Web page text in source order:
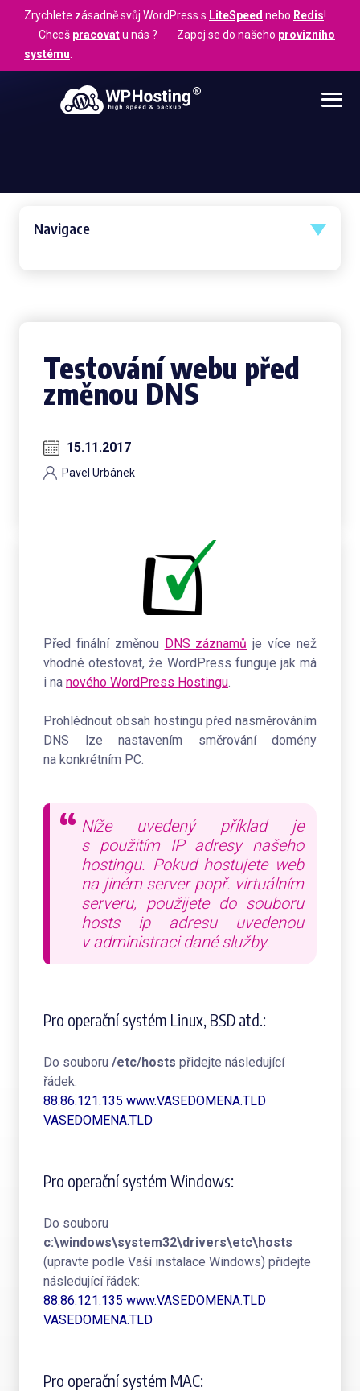
Zrychlete zásadně svůj WordPress s LiteSpeed nebo Redis!
Chceš pracovatu nás ? Zapoj se do našeho provizního
systému
Navigace
Testování webu před
změnou DNS
15.11.2017
Pavel Urbánek
Před finální změnou DNS záznamů je více než
vhodné otestovat, že WordPress funguje jak má
i na nového WordPress Hostingu.
Prohlédnout obsah hostingu před nasměrováním
DNS lze nastavením směrování domény
na konkrétním PC.
Níže uvedený příklad je
s použitím IP adresy našeho
hostingu. Pokud hostujete web
na jiném server popř. virtuálním
serveru, použijete do souboru
hosts ip adresu uvedenou
v administraci dané služby.
Pro operační systém Linux, BSD atd.:
Do souboru /etc/hosts přidejte následující
řádek:
88.86.121.135 www.VASEDOMENA.TLD
VASEDOMENA.TLD
Pro operační systém Windows:
Do souboru
c:\windows\system32\drivers\etc\hosts
(upravte podle Vaší instalace Windows) přidejte
následující řádek:
88.86.121.135 www.VASEDOMENA.TLD
VASEDOMENA.TLD
Pro operační systém MAC: